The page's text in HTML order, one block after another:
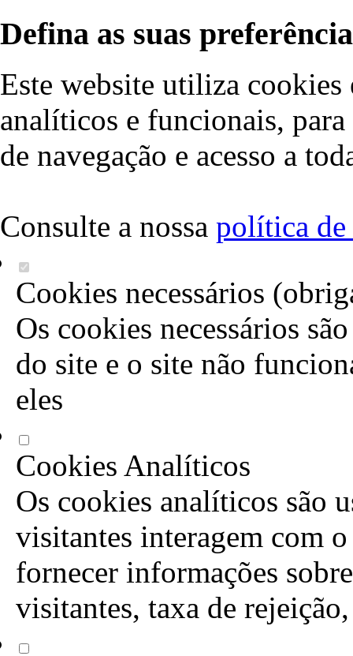
Defina as suas
Este website utiliza cookies
analíticos e funcionais,
de navegação e acesso a
Consulte a nossa política de
Cookies necessários
Os cookies necessários
do site e o site não
eles
Cookies Analíticos
Os cookies analíticos são
visitantes interagem com
fornecer informações
visitantes, taxa de